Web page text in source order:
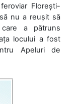
Florești-
nu a reușit să
a pătruns
locului a fost
Apeluri de